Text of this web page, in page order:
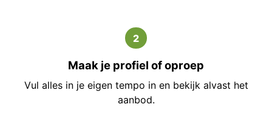
2
Maak je profiel of oproep
Vul alles in je eigen tempo in en bekijk alvast het
aanbod.